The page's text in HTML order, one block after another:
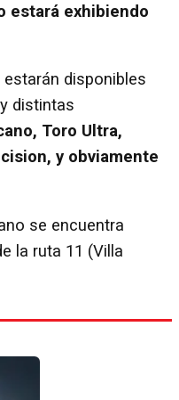
estará exhibiendo
disponibles
distintas
Toro Ultra,
y obviamente
se encuentra
la ruta 11 (Villa